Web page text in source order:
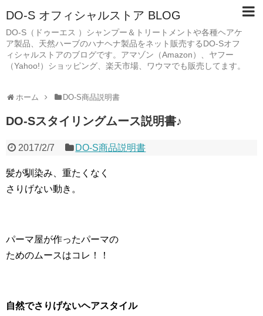
DO-S オフィシャルストア BLOG
DO-S（ドゥーエス ）シャンプー＆トリートメントや各種ヘアケ
ア製品、天然ハーブのハナヘナ製品をネット販売するDO-Sオフ
ィシャルストアのブログです。アマゾン（Amazon）、ヤフー
（Yahoo!）ショッピング、楽天市場、ワウマでも販売してます。
ホーム DO-S商品説明書
DO-Sスタイリングムース説明書♪
2017/2/7 DO-S商品説明書
髪が馴染み、重たくなく
さりげない動き。
パーマ屋が作ったパーマの
ためのムースはコレ！！
自然でさりげないヘアスタイル